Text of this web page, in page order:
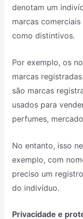
denotam um
marcas
como distintivos.
Por exemplo, os
marcas
são marcas
usados ​​para
perfumes,
No entanto, isso
exemplo, com
preciso um
do indivíduo.
Privacidade e